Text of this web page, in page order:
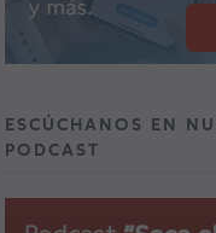
ESCÚCHANOS EN
PODCAST